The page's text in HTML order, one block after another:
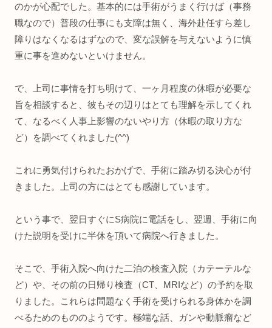
のかが心配でした。基本的には手術がうまく行けば（事務
職なので）普段の仕事にも支障は無く、海外赴任すら差し
障りはなくなるはずなので、変な誤解を与えないように慎
重に事を進めないといけません。
で、上司に事情を打ち明けて、一ヶ月程度の休暇が必要な
旨を相談すると、彼もその辺りはとても理解を示してくれ
て、なるべく人事上影響のないやり方（休暇の取り方な
ど）を調べてくれました(^^)
これに勇気付けられたおかげで、手術に踏み切る決心が付
きました。上司の方にはとても感謝しています。
という事で、翌日すぐにS病院に電話をし、翌週、手術に向
けた説明を受けに半休を頂いて病院へ行きました。
そこで、手術入院へ向けた二泊の検査入院（カテーテルな
ど）や、その前の日帰り検査（CT、MRIなど）の予約を取
りました。これらは問題なく手術を受けられる身体かを調
べるためのもののようです。極端な話、ガンや動脈瘤など